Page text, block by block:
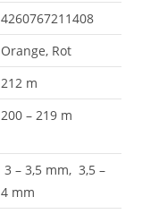
4260767211408
Orange, Rot
212 m
200 – 219 m
3 – 3,5 mm, 3,5 –
4 mm